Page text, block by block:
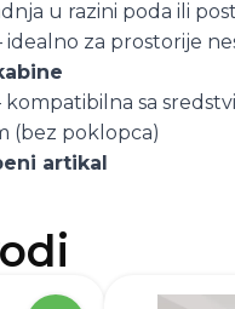
u razini poda ili
idealno za prostorije
kompatibilna sa
(bez poklopca)
artikal